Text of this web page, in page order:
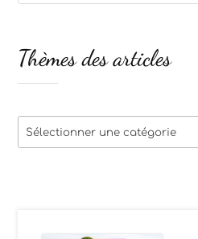
Thèmes des articles
Thèmes
des